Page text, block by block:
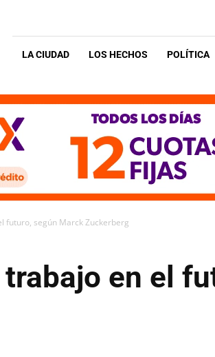
LA CIUDAD LOS HECHOS POLÍTICA
futuro, según Marck Zuckerberg
en el